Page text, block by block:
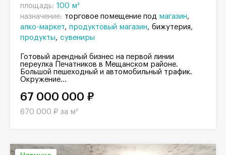
площадь: 100 м²
назначение: торговое помещение под магазин
алко-маркет продуктовый магазин
бижутерия
продукты
сувениры
Готовый арендный бизнес на первой линии
переулка Печатников в Мещанском районе.
Большой пешеходный и автомобильный трафик.
Окружение...
67 000 000 ₽
670 000 ₽ за м²